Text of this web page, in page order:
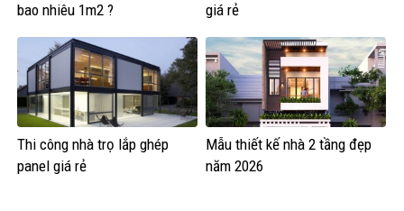
bao nhiêu 1m2 ?
giá rẻ
Thi công nhà trọ lắp ghép
panel giá rẻ
Mẫu thiết kế nhà 2 tầng đẹp
năm 2026